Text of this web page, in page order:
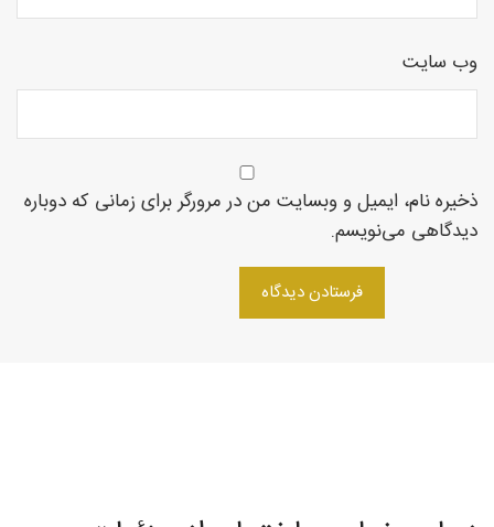
روتاری
در
وب‌ سایت
ذخیره نام، ایمیل و وبسایت من در مرورگر برای زمانی که دوباره
دیدگاهی می‌نویسم.